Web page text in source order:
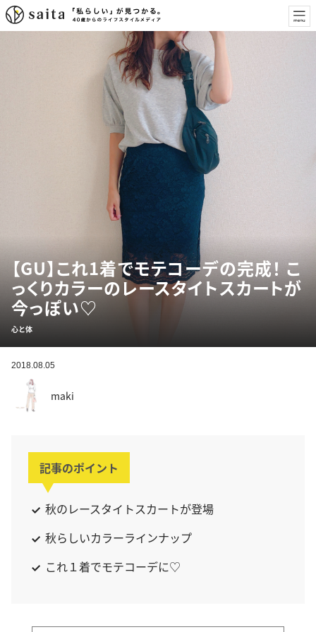
【GU】これ1着でモテコーデの完成！ こ
っくりカラーのレースタイトスカートが
今っぽい♡
心と体
2018.08.05
maki
記事のポイント
秋のレースタイトスカートが登場
秋らしいカラーラインナップ
これ１着でモテコーデに♡